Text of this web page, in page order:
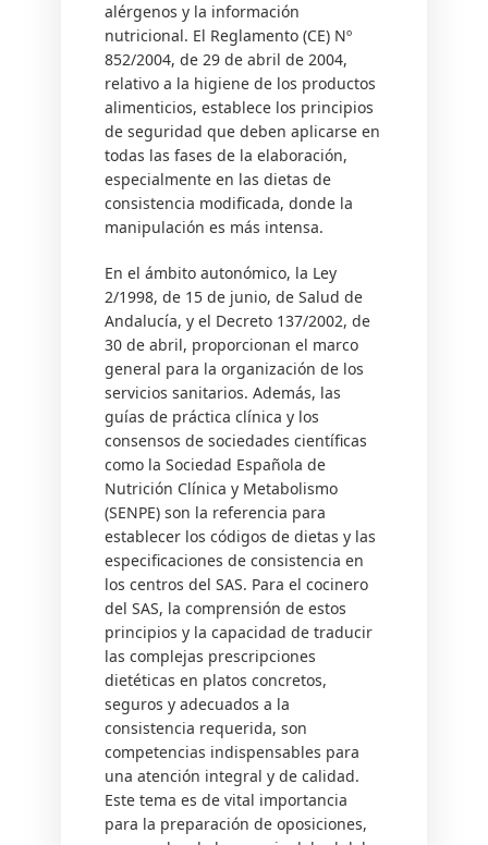
alérgenos y la información
nutricional. El Reglamento (CE) Nº
852/2004, de 29 de abril de 2004,
relativo a la higiene de los productos
alimenticios, establece los principios
de seguridad que deben aplicarse en
todas las fases de la elaboración,
especialmente en las dietas de
consistencia modificada, donde la
manipulación es más intensa.
En el ámbito autonómico, la Ley
2/1998, de 15 de junio, de Salud de
Andalucía, y el Decreto 137/2002, de
30 de abril, proporcionan el marco
general para la organización de los
servicios sanitarios. Además, las
guías de práctica clínica y los
consensos de sociedades científicas
como la Sociedad Española de
Nutrición Clínica y Metabolismo
(SENPE) son la referencia para
establecer los códigos de dietas y las
especificaciones de consistencia en
los centros del SAS. Para el cocinero
del SAS, la comprensión de estos
principios y la capacidad de traducir
las complejas prescripciones
dietéticas en platos concretos,
seguros y adecuados a la
consistencia requerida, son
competencias indispensables para
una atención integral y de calidad.
Este tema es de vital importancia
para la preparación de oposiciones,